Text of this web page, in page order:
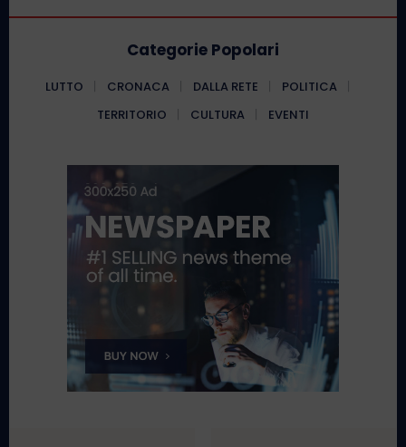
Categorie Popolari
LUTTO CRONACA DALLA RETE
POLITICA
TERRITORIO
CULTURA EVENTI